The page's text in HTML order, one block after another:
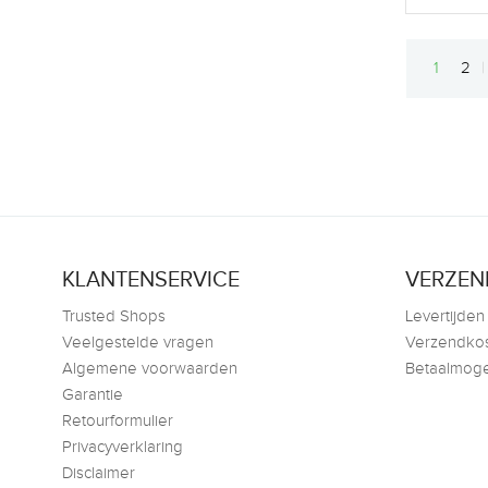
1 2
KLANTENSERVICE
Trusted Shops
Veelgestelde vragen
Algemene voorwaarden
Garantie
Retourformulier
Privacyverklaring
Disclaimer
Levertijden